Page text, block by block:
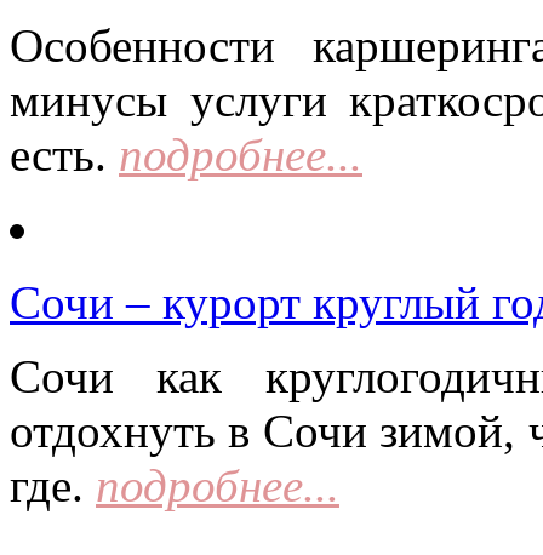
Особенности
минусы услуги
есть. подробнее...
Сочи – курорт круглый
Сочи как
отдохнуть в Сочи зимой,
где. подробнее...